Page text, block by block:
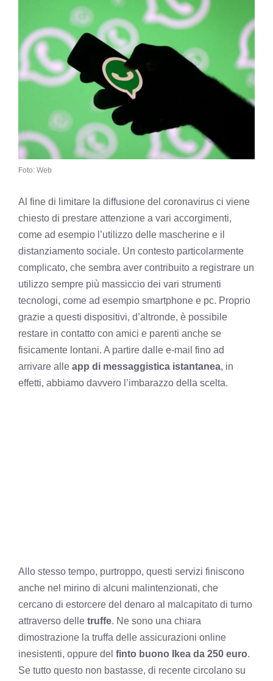
Foto: Web
Al fine di limitare la diffusione del coronavirus ci viene
chiesto di prestare attenzione a vari accorgimenti,
come ad esempio l’utilizzo delle mascherine e il
distanziamento sociale. Un contesto particolarmente
complicato, che sembra aver contribuito a registrare un
utilizzo sempre più massiccio dei vari strumenti
tecnologi, come ad esempio smartphone e pc. Proprio
grazie a questi dispositivi, d’altronde, è possibile
restare in contatto con amici e parenti anche se
fisicamente lontani. A partire dalle e-mail fino ad
arrivare alle app di messaggistica istantanea, in
effetti, abbiamo davvero l’imbarazzo della scelta.
Allo stesso tempo, purtroppo, questi servizi finiscono
anche nel mirino di alcuni malintenzionati, che
cercano di estorcere del denaro al malcapitato di turno
attraverso delle truffe. Ne sono una chiara
dimostrazione la truffa delle assicurazioni online
inesistenti, oppure del finto buono Ikea da 250 euro.
Se tutto questo non bastasse, di recente circolano su